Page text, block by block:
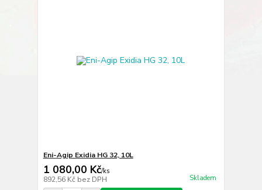
Eni-Agip Exidia HG 32, 10L
1 080,00 Kč/ks
892,56 Kč bez DPH Skladem